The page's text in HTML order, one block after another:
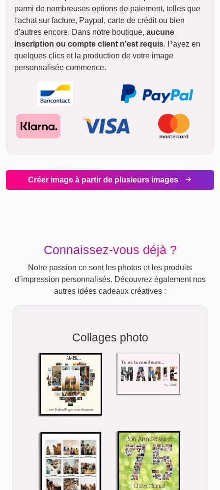
parmi de nombreuses options de paiement, telles que
l'achat sur facture, Paypal, carte de crédit ou bien
d'autres encore. Dans notre boutique, aucune
inscription ou compte client n'est requis. Payez en
quelques clics et la production de votre image
personnalisée commence.
Créer image à partir de plusieurs images
Connaissez-vous déjà ?
Notre passion ce sont les photos et les produits
d’impression personnalisés. Découvrez également nos
autres idées cadeaux créatives :
Collages photo